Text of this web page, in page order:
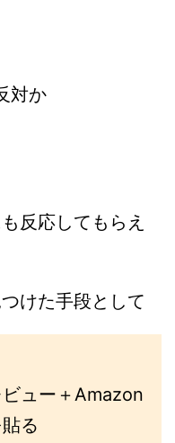
対か
反応してもらえ
けた手段として
ュー＋Amazon
る